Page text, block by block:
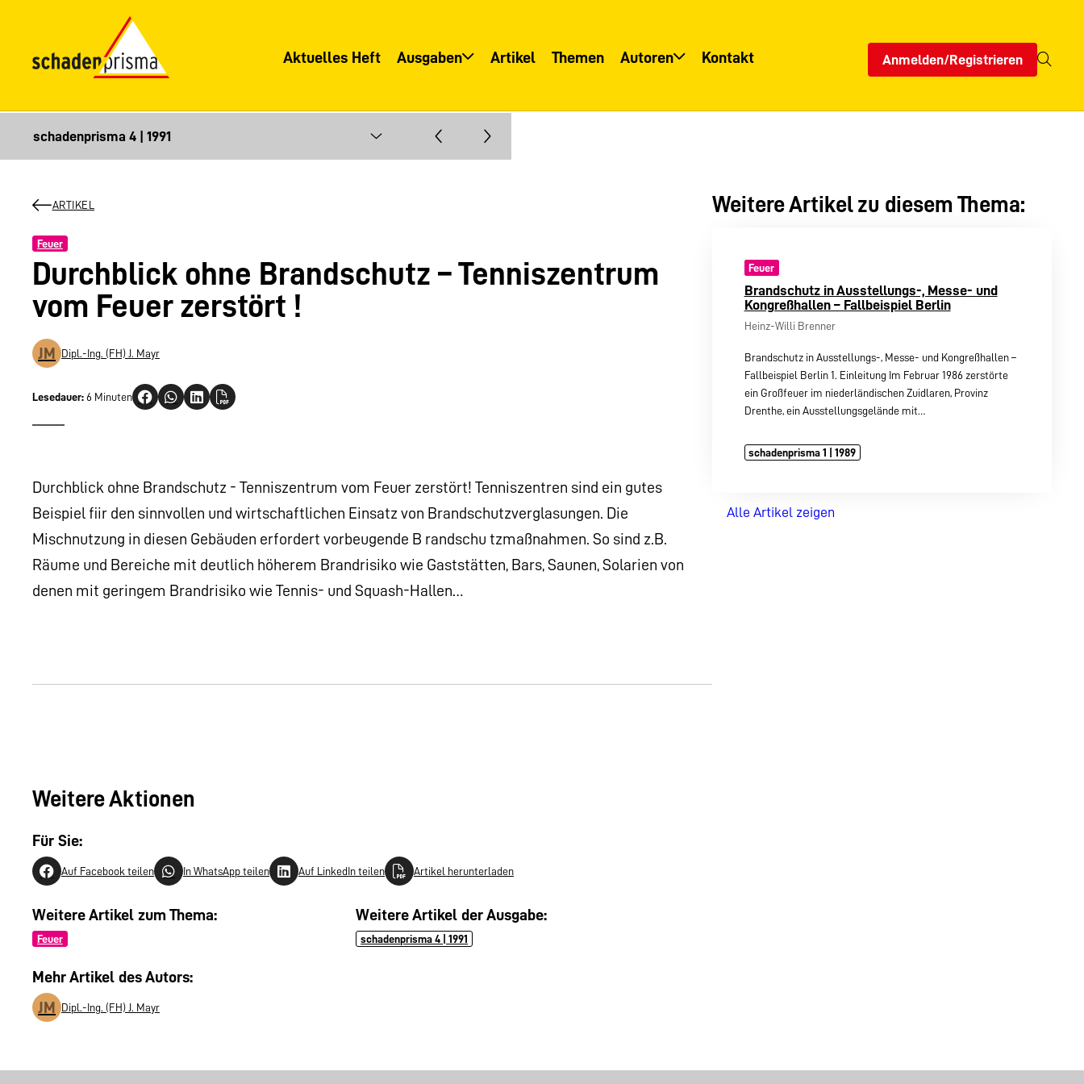
Aktuelles Heft Ausgaben
Informationsservice
Artikel Themen Autoren Kontakt Anmelden/Registrieren
ARTIKEL
Feuer
Durchblick ohne Brandschutz – Tenniszentrum
vom Feuer zerstört !
JM Dipl.-Ing. (FH) J. Mayr
Lesedauer: 6 Minuten
Durchblick ohne Brandschutz - Tenniszentrum vom Feuer zerstört! Tenniszentren sind ein gutes
Beispiel fiir den sinnvollen und wirtschaftlichen Einsatz von Brandschutzverglasungen. Die
Mischnutzung in diesen Gebäuden erfordert vorbeugende B randschu tzmaßnahmen. So sind z.B.
Räume und Bereiche mit deutlich höherem Brandrisiko wie Gaststätten, Bars, Saunen, Solarien von
denen mit geringem Brandrisiko wie Tennis- und Squash-Hallen…
Weitere Aktionen
Für Sie:
Auf Facebook teilen In WhatsApp teilen Auf LinkedIn teilen Artikel herunterladen
Weitere Artikel zum Thema:
Feuer
Weitere Artikel der Ausgabe:
schadenprisma 4 | 1991
Mehr Artikel des Autors:
JM
Dipl.-Ing. (FH) J. Mayr
Weitere Artikel zu diesem Thema:
Feuer
Brandschutz in Ausstellungs-, Messe- und
Kongreßhallen – Fallbeispiel Berlin
Heinz-Willi Brenner
Brandschutz in Ausstellungs-, Messe- und Kongreßhallen –
Fallbeispiel Berlin 1. Einleitung Im Februar 1986 zerstörte
ein Großfeuer im niederländischen Zuidlaren, Provinz
Drenthe, ein Ausstellungsgelände mit…
schadenprisma 1 | 1989
Alle Artikel zeigen